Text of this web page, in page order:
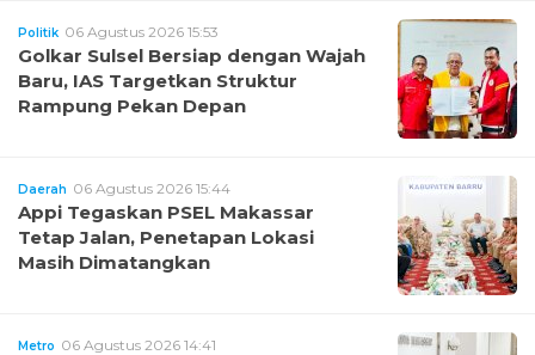
Politik 06 Agustus 2026 15:53
Golkar Sulsel Bersiap dengan Wajah
Baru, IAS Targetkan Struktur
Rampung Pekan Depan
Daerah 06 Agustus 2026 15:44
Appi Tegaskan PSEL Makassar
Tetap Jalan, Penetapan Lokasi
Masih Dimatangkan
Metro 06 Agustus 2026 14:41